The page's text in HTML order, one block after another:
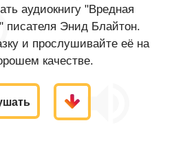
аудиокнигу "Вредная
писателя Энид Блайтон.
и прослушивайте её на
качестве.